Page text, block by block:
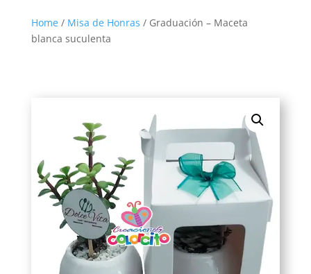
Home/ Misa de Honras / Graduación – Maceta
blanca suculenta